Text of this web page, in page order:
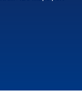
GB SSD 8 GB RAM